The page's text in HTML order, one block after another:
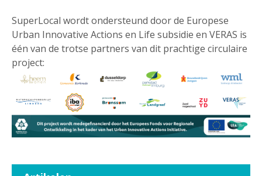
SuperLocal wordt ondersteund door de Europese
Urban Innovative Actions en Life subsidie en VERAS is
één van de trotse partners van dit prachtige circulaire
project: